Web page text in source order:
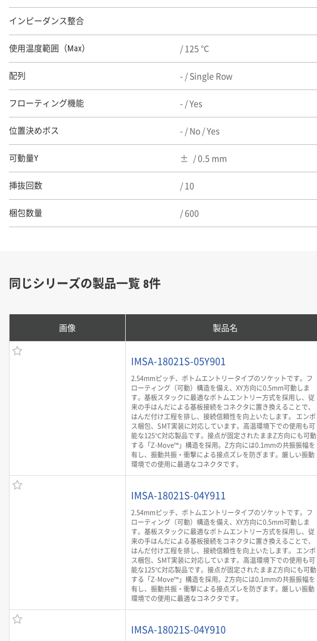
インピーダンス整合
使用温度範囲（Max） / 125 ℃
配列 - / Single Row
フローティング機能 - / Yes
位置決めボス - / No / Yes
可動量Y / 0.5 mm
挿抜回数 / 10
梱包数量 / 600
同じシリーズの製品一覧 8件
画像 製品名
IMSA-18021S-05Y901
2.54mmピッチ、ボトムエントリータイプのソケットです。フ
ローティング（可動）構造を備え、XY方向に0.5mm可動しま
す。基板スタックに最適なボトムエントリー方式を採用し、従
来の手はんだによる基板接続をコネクタに置き換えることで、
はんだ付け工程を排し、接続信頼性を向上いたします。 エンボ
ス梱包、SMT実装に対応しています。高温環境下での使用も可
能な125℃対応製品です。接点が固定されたままZ方向にも可動
する「Z-Move™」構造を採用。Z方向には0.1mmの共振振幅を
有し、振動共振・衝撃による接点ズレを防ぎます。厳しい振動
環境での使用に最適なコネクタです。
IMSA-18021S-04Y911
2.54mmピッチ、ボトムエントリータイプのソケットです。フ
ローティング（可動）構造を備え、XY方向に0.5mm可動しま
す。基板スタックに最適なボトムエントリー方式を採用し、従
来の手はんだによる基板接続をコネクタに置き換えることで、
はんだ付け工程を排し、接続信頼性を向上いたします。 エンボ
ス梱包、SMT実装に対応しています。高温環境下での使用も可
能な125℃対応製品です。接点が固定されたままZ方向にも可動
する「Z-Move™」構造を採用。Z方向には0.1mmの共振振幅を
有し、振動共振・衝撃による接点ズレを防ぎます。厳しい振動
環境での使用に最適なコネクタです。
IMSA-18021S-04Y910